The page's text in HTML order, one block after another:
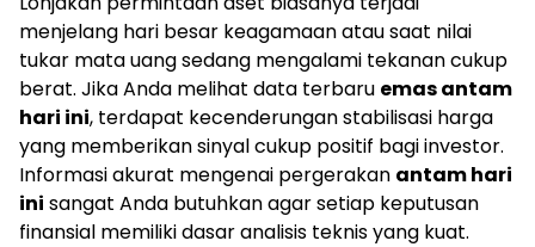
menjelang hari besar keagamaan atau saat nilai
tukar mata uang sedang mengalami tekanan cukup
berat. Jika Anda melihat data terbaru emas antam
hari ini, terdapat kecenderungan stabilisasi harga
yang memberikan sinyal cukup positif bagi investor.
Informasi akurat mengenai pergerakan antam hari
ini sangat Anda butuhkan agar setiap keputusan
finansial memiliki dasar analisis teknis yang kuat.